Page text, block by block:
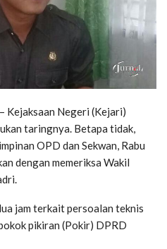
Kejaksaan Negeri (Kejari)
taringnya. Betapa tidak,
OPD dan Sekwan, Rabu
dengan memeriksa Wakil
jam terkait persoalan teknis
pikiran (Pokir) DPRD